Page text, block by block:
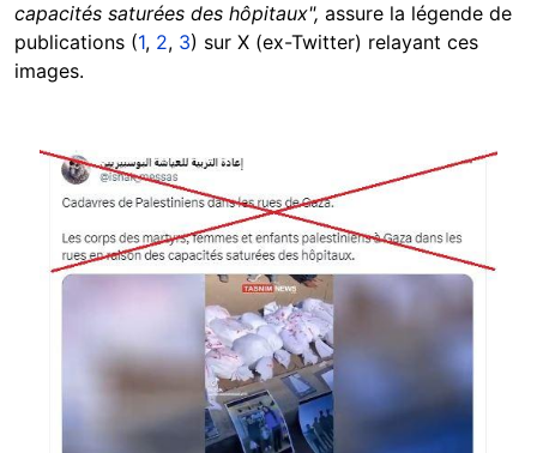
capacités saturées des hôpitaux", assure la légende de
publications (1, 2, 3) sur X (ex-Twitter) relayant ces
images.
Image